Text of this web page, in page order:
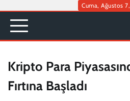
content
Cuma, Ağustos
Kripto Para
Fırtına Başladı